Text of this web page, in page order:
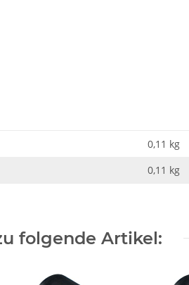
0,11 kg
0,11 kg
folgende Artikel: